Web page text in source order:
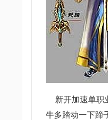
新开加速单职
牛多踏动一下蹄